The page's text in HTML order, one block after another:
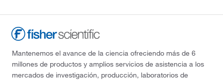
Mantenemos el avance de la ciencia ofreciendo más de 6
millones de productos y amplios servicios de asistencia a los
mercados de investigación, producción, laboratorios de